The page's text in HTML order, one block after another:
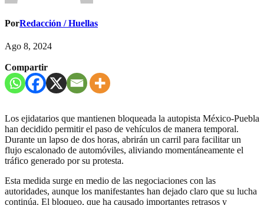
PorRedacción / Huellas
Ago 8, 2024
Compartir
Los ejidatarios que mantienen bloqueada la autopista México-Puebla
han decidido permitir el paso de vehículos de manera temporal.
Durante un lapso de dos horas, abrirán un carril para facilitar un
flujo escalonado de automóviles, aliviando momentáneamente el
tráfico generado por su protesta.
Esta medida surge en medio de las negociaciones con las
autoridades, aunque los manifestantes han dejado claro que su lucha
continúa. El bloqueo, que ha causado importantes retrasos y